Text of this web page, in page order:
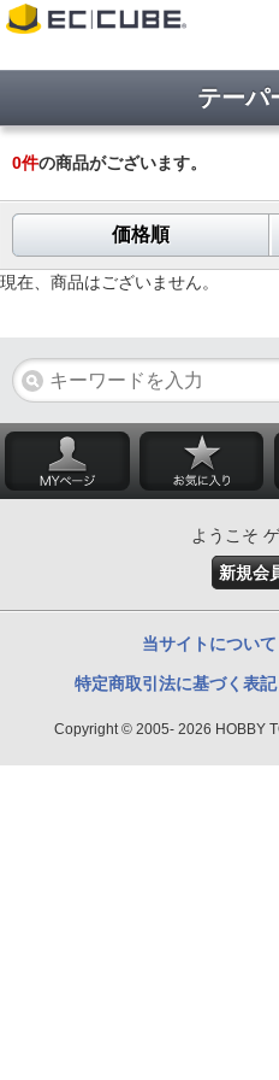
テーパ
0件の商品がございます。
価格順
現在、商品はございません。
ようこそ
新規会
当サイトについて
特定商取引法に基づく表記
Copyright © 2005- 2026 HOBBY